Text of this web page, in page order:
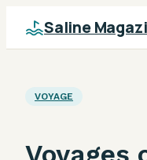
Saline
VOYAGE